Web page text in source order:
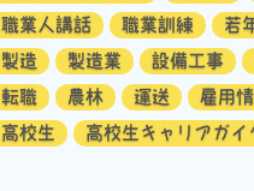
職業人講話
職業訓練 若
製造
製造業 設備工事
転職
農林 運送 雇用
高校生
高校生キャリアガイ